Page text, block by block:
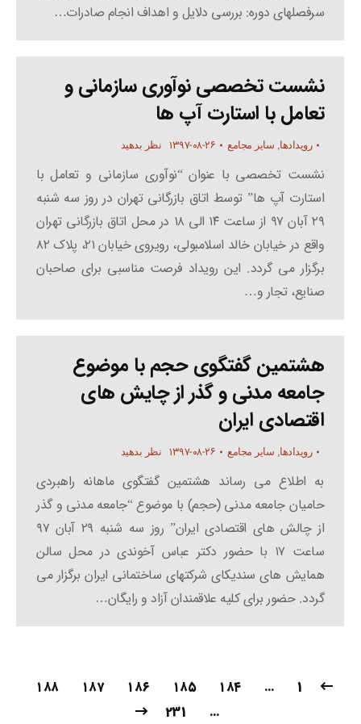
سرفصلهای دوره: بررسی دلایل و اهداف انجام صادرات…
نشست تخصصی نوآوری سازمانی و
تعامل با استارت آپ ها
رویدادها, سایر مجامع ۱۳۹۷-۰۸-۲۶ نظر بدهید
نشست تخصصی با عنوان “نوآوری سازمانی و تعامل با
استارت آپ ها” توسط اتاق بازرگانی تهران در روز سه شنبه
۲۹ آبان ۹۷ از ساعت ۱۴ الی ۱۸ در محل اتاق بازرگانی تهران
واقع در خیابان خالد اسلامبولی، رویروی خیابان ۲۱، پلاک ۸۲
برگزار می گردد. این رویداد فرصت مناسبی برای صاحبان
صنایع، تجار و…
هشتمین گفتگوی حجم با موضوع
جامعه مدنی و گذر از چایش های
اقتصادی ایران
رویدادها, سایر مجامع ۱۳۹۷-۰۸-۲۶ نظر بدهید
به اطلاع می رساند هشتمین گفتگوی ماهانه راهبردی
حامیان جامعه مدنی (حجم) با موضوع “جامعه مدنی و گذر
از چالش های اقتصادی ایران” روز سه شنبه ۲۹ آبان ۹۷
ساعت ۱۷ با حضور دکتر عباس آخوندی در محل سالن
همایش های سندیکای شرکتهای ساختمانی ایران برگزار می
گردد. حضور برای کلیه علاقمندان آزاد و رایگان…
1
… ۱۸۴ ۱۸۵ ۱۸۶ ۱۸۷
۱۸۸
…
231